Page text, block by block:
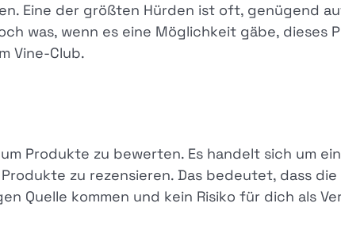
Eine der größten Hürden ist oft, genügend
was, wenn es eine Möglichkeit gäbe, dieses
Vine-Club.
Produkte zu bewerten. Es handelt sich um
zu rezensieren. Das bedeutet, dass
Quelle kommen und kein Risiko für dich als